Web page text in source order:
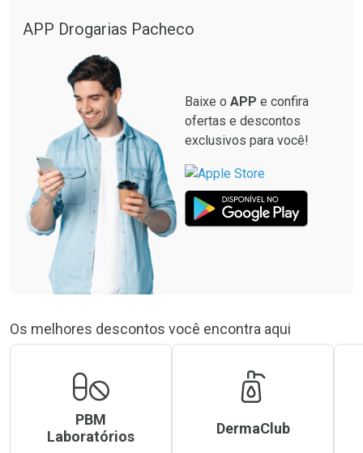
Comprar sem Desconto
Por R$ 21,86/cada
APP Drogarias Pacheco
Baixe o APP e confira
ofertas e descontos
exclusivos para você!
Os melhores descontos você encontra aqui
PBM
Laboratórios
DermaClub